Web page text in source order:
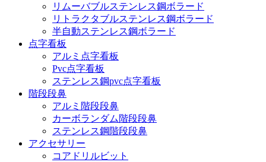
リムーバブルステンレス鋼ボラード
リトラクタブルステンレス鋼ボラード
半自動ステンレス鋼ボラード
点字看板
アルミ点字看板
Pvc点字看板
ステンレス鋼pvc点字看板
階段段鼻
アルミ階段段鼻
カーボランダム階段段鼻
ステンレス鋼階段段鼻
アクセサリー
コアドリルビット